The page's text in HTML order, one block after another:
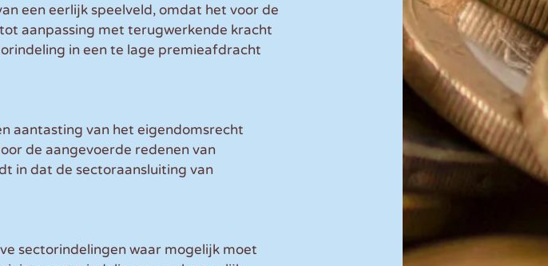
een eerlijk speelveld, omdat het voor de
aanpassing met terugwerkende kracht
in een te lage premieafdracht
aantasting van het eigendomsrecht
de aangevoerde redenen van
in dat de sectoraansluiting van
sectorindelingen waar mogelijk moet